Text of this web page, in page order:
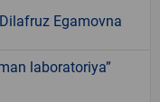
Egamovna
laboratoriya”